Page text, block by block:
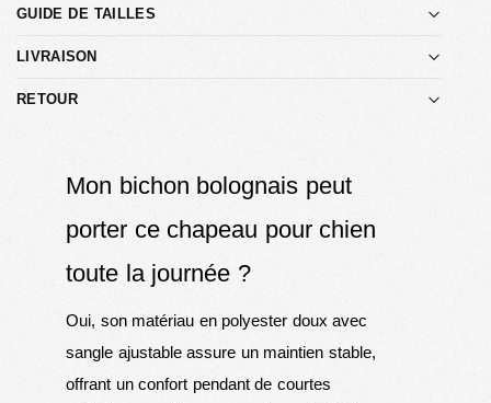
GUIDE DE TAILLES
LIVRAISON
RETOUR
Mon bichon bolognais peut
porter ce chapeau pour chien
toute la journée ?
Oui, son matériau en polyester doux avec
sangle ajustable assure un maintien stable,
offrant un confort pendant de courtes